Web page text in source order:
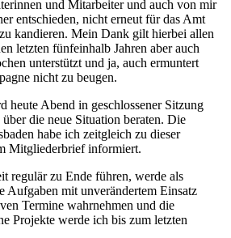
und Mitarbeiter und auch von mir
entschieden, nicht erneut für das Amt
kandieren. Mein Dank gilt hierbei allen
letzten fünfeinhalb Jahren aber auch
unterstützt und ja, auch ermuntert
nicht zu beugen.
heute Abend in geschlossener Sitzung
die neue Situation beraten. Die
habe ich zeitgleich zu dieser
Mitgliederbrief informiert.
regulär zu Ende führen, werde als
Aufgaben mit unverändertem Einsatz
Termine wahrnehmen und die
Projekte werde ich bis zum letzten